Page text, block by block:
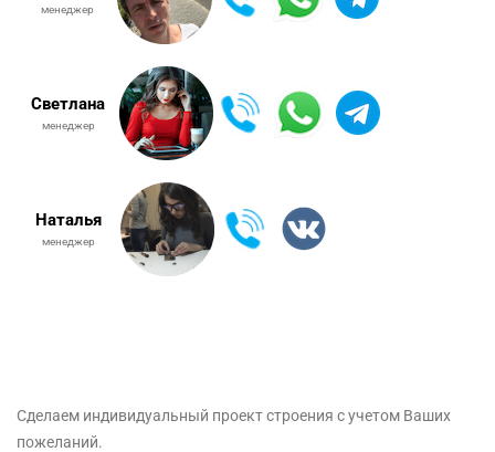
менеджер
Светлана
менеджер
Наталья
менеджер
Сделаем индивидуальный проект строения с учетом Ваших
пожеланий.